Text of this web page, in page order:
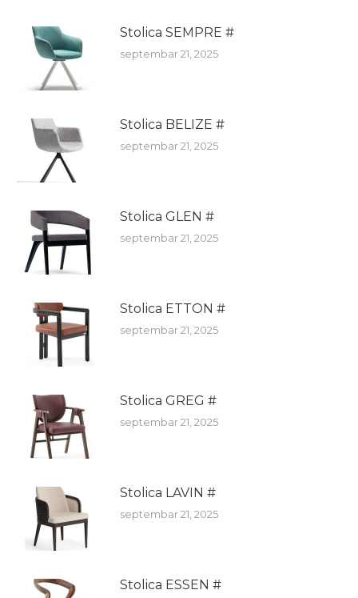
Stolica SEMPRE #
septembar 21, 2025
Stolica BELIZE #
septembar 21, 2025
Stolica GLEN #
septembar 21, 2025
Stolica ETTON #
septembar 21, 2025
Stolica GREG #
septembar 21, 2025
Stolica LAVIN #
septembar 21, 2025
Stolica ESSEN #